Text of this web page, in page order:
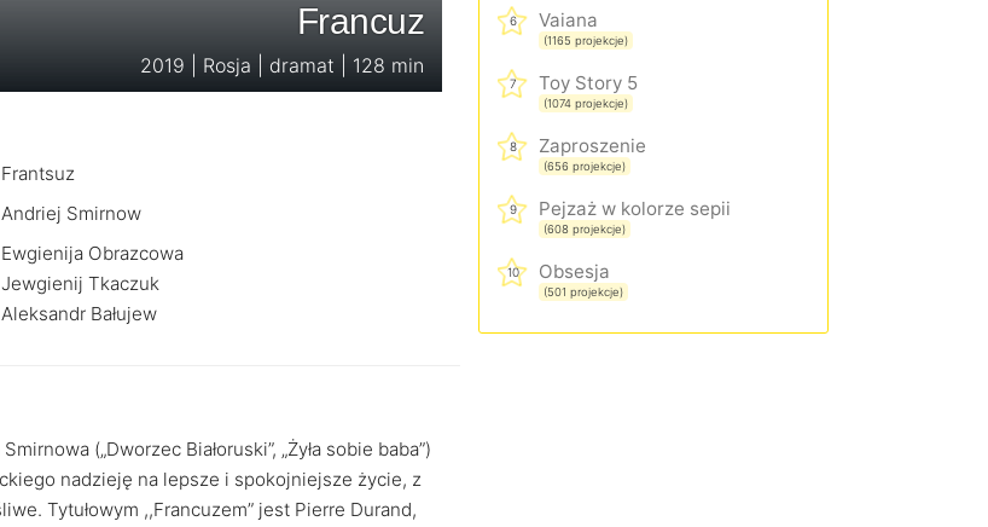
Francuz
2019 | Rosja | dramat | 128 min
Frantsuz
Andriej Smirnow
Ewgienija Obrazcowa
Jewgienij Tkaczuk
Aleksandr Bałujew
(„Dworzec Białoruski”, „Żyła sobie baba”)
nadzieję na lepsze i spokojniejsze życie, z
Tytułowym ,,Francuzem” jest Pierre Durand,
6 Vaiana
(1165 projekcje)
7 Toy Story 5
(1074 projekcje)
8 Zaproszenie
(656 projekcje)
9 Pejzaż w kolorze sepii
(608 projekcje)
10 Obsesja
(501 projekcje)